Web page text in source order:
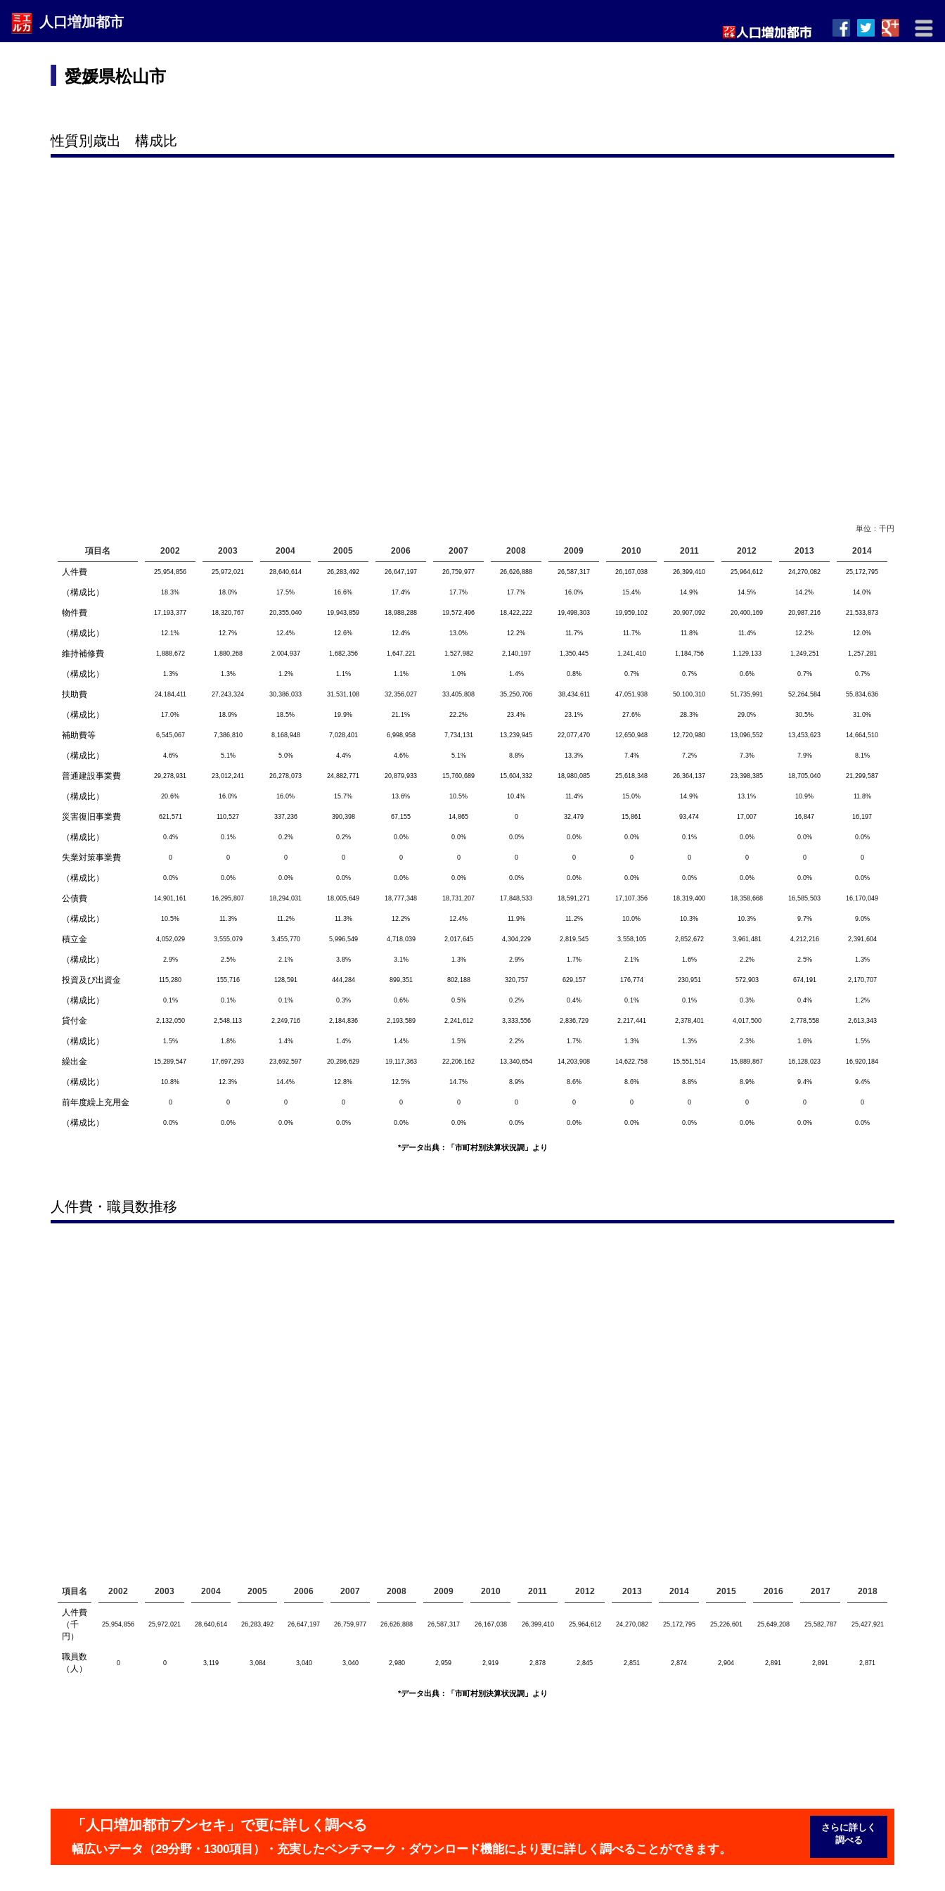
人口増加都市
愛媛県松山市
性質別歳出 構成比
単位：千円
項目名 2002 2003 2004 2005 2006 2007 2008 2009 2010 2011 2012 2013 2014
人件費 25,954,856 25,972,021 28,640,614 26,283,492 26,647,197 26,759,977 26,626,888 26,587,317 26,167,038 26,399,410 25,964,612 24,270,082 25,172,795
（構成比） 18.3% 18.0% 17.5% 16.6% 17.4% 17.7% 17.7% 16.0% 15.4% 14.9% 14.5% 14.2% 14.0%
物件費 17,193,377 18,320,767 20,355,040 19,943,859 18,988,288 19,572,496 18,422,222 19,498,303 19,959,102 20,907,092 20,400,169 20,987,216 21,533,873
（構成比） 12.1% 12.7% 12.4% 12.6% 12.4% 13.0% 12.2% 11.7% 11.7% 11.8% 11.4% 12.2% 12.0%
維持補修費 1,888,672 1,880,268 2,004,937 1,682,356 1,647,221 1,527,982 2,140,197 1,350,445 1,241,410 1,184,756 1,129,133 1,249,251 1,257,281
（構成比） 1.3% 1.3% 1.2% 1.1% 1.1% 1.0% 1.4% 0.8% 0.7% 0.7% 0.6% 0.7% 0.7%
扶助費 24,184,411 27,243,324 30,386,033 31,531,108 32,356,027 33,405,808 35,250,706 38,434,611 47,051,938 50,100,310 51,735,991 52,264,584 55,834,636
（構成比） 17.0% 18.9% 18.5% 19.9% 21.1% 22.2% 23.4% 23.1% 27.6% 28.3% 29.0% 30.5% 31.0%
補助費等 6,545,067 7,386,810 8,168,948 7,028,401 6,998,958 7,734,131 13,239,945 22,077,470 12,650,948 12,720,980 13,096,552 13,453,623 14,664,510
（構成比） 4.6% 5.1% 5.0% 4.4% 4.6% 5.1% 8.8% 13.3% 7.4% 7.2% 7.3% 7.9% 8.1%
普通建設事業費 29,278,931 23,012,241 26,278,073 24,882,771 20,879,933 15,760,689 15,604,332 18,980,085 25,618,348 26,364,137 23,398,385 18,705,040 21,299,587
（構成比） 20.6% 16.0% 16.0% 15.7% 13.6% 10.5% 10.4% 11.4% 15.0% 14.9% 13.1% 10.9% 11.8%
災害復旧事業費 621,571 110,527 337,236 390,398 67,155 14,865 0 32,479 15,861 93,474 17,007 16,847 16,197
（構成比） 0.4% 0.1% 0.2% 0.2% 0.0% 0.0% 0.0% 0.0% 0.0% 0.1% 0.0% 0.0% 0.0%
失業対策事業費 0 0 0 0 0 0 0 0 0 0 0 0 0
（構成比） 0.0% 0.0% 0.0% 0.0% 0.0% 0.0% 0.0% 0.0% 0.0% 0.0% 0.0% 0.0% 0.0%
公債費 14,901,161 16,295,807 18,294,031 18,005,649 18,777,348 18,731,207 17,848,533 18,591,271 17,107,356 18,319,400 18,358,668 16,585,503 16,170,049
（構成比） 10.5% 11.3% 11.2% 11.3% 12.2% 12.4% 11.9% 11.2% 10.0% 10.3% 10.3% 9.7% 9.0%
積立金 4,052,029 3,555,079 3,455,770 5,996,549 4,718,039 2,017,645 4,304,229 2,819,545 3,558,105 2,852,672 3,961,481 4,212,216 2,391,604
（構成比） 2.9% 2.5% 2.1% 3.8% 3.1% 1.3% 2.9% 1.7% 2.1% 1.6% 2.2% 2.5% 1.3%
投資及び出資金 115,280 155,716 128,591 444,284 899,351 802,188 320,757 629,157 176,774 230,951 572,903 674,191 2,170,707
（構成比） 0.1% 0.1% 0.1% 0.3% 0.6% 0.5% 0.2% 0.4% 0.1% 0.1% 0.3% 0.4% 1.2%
貸付金 2,132,050 2,548,113 2,249,716 2,184,836 2,193,589 2,241,612 3,333,556 2,836,729 2,217,441 2,378,401 4,017,500 2,778,558 2,613,343
（構成比） 1.5% 1.8% 1.4% 1.4% 1.4% 1.5% 2.2% 1.7% 1.3% 1.3% 2.3% 1.6% 1.5%
繰出金 15,289,547 17,697,293 23,692,597 20,286,629 19,117,363 22,206,162 13,340,654 14,203,908 14,622,758 15,551,514 15,889,867 16,128,023 16,920,184
（構成比） 10.8% 12.3% 14.4% 12.8% 12.5% 14.7% 8.9% 8.6% 8.6% 8.8% 8.9% 9.4% 9.4%
前年度繰上充用金 0 0 0 0 0 0 0 0 0 0 0 0 0
（構成比） 0.0% 0.0% 0.0% 0.0% 0.0% 0.0% 0.0% 0.0% 0.0% 0.0% 0.0% 0.0% 0.0%
*データ出典：「市町村別決算状況調」より
人件費・職員数推移
項目名 2002 2003 2004 2005 2006 2007 2008 2009 2010 2011 2012 2013 2014 2015 2016 2017 2018
人件費
（千
円）
25,954,856 25,972,021 28,640,614 26,283,492 26,647,197 26,759,977 26,626,888 26,587,317 26,167,038 26,399,410 25,964,612 24,270,082 25,172,795 25,226,601 25,649,208 25,582,787 25,427,921
職員数
（人）
0 0 3,119 3,084 3,040 3,040 2,980 2,959 2,919 2,878 2,845 2,851 2,874 2,904 2,891 2,891 2,871
*データ出典：「市町村別決算状況調」より
「人口増加都市ブンセキ」で更に詳しく調べる
幅広いデータ（29分野・1300項目）・充実したベンチマーク・ダウンロード機能により更に詳しく調べることができます。
さらに詳しく
調べる